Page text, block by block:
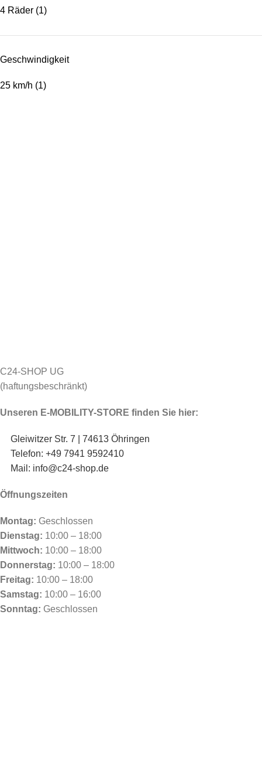
4 Räder (1)
Geschwindigkeit
25 km/h (1)
C24-SHOP UG
(haftungsbeschränkt)
Unseren E-MOBILITY-STORE finden Sie hier:
Gleiwitzer Str. 7 | 74613 Öhringen
Telefon: +49 7941 9592410
Mail: info@c24-shop.de
Öffnungszeiten
Montag: Geschlossen
Dienstag: 10:00 – 18:00
Mittwoch: 10:00 – 18:00
Donnerstag: 10:00 – 18:00
Freitag: 10:00 – 18:00
Samstag: 10:00 – 16:00
Sonntag: Geschlossen